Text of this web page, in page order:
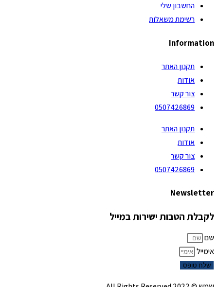
החשבון שלי
רשימת משאלות
Information
תקנון האתר
אודות
צור קשר
0507426869
תקנון האתר
אודות
צור קשר
0507426869
Newsletter
לקבלת הטבות ישירות במייל
שם
אימייל
שלח טופס